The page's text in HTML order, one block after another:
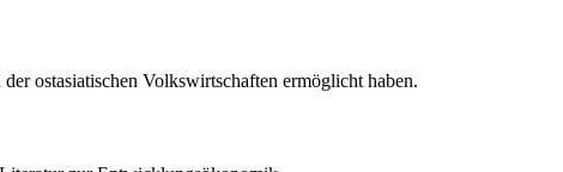
ostasiatischen Volkswirtschaften ermöglicht haben.